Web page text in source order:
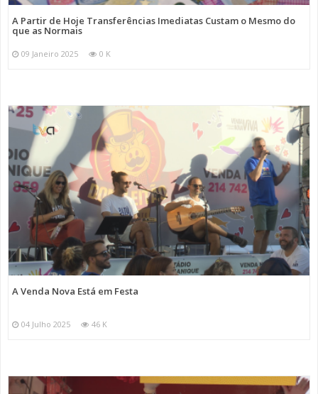
A Partir de Hoje Transferências Imediatas Custam o Mesmo do
que as Normais
09 Janeiro 2025 0 K
A Venda Nova Está em Festa
04 Julho 2025 46 K